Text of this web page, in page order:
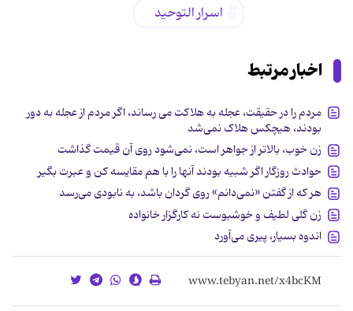
اسرار التوحید
اخبار مرتبط
مردم را در حقیقت، عجله به هلاکت می رساند، اگر مردم از عجله به ‏دور
بودند، هیچکس هلاک نمی‌‏شد
زن خوب، بالاتر از جواهر است، نمی‌شود روی آن قیمت گذاشت
حوادث روزگار اگر شبیه بودند آنها را با هم مقایسه کن و عبرت بگیر
هر که از گفتن «نمی‌دانم» روی گردان باشد، به نابودی می‌رسد
زن گلی لطیف و خوشبوست نه کارگزار خانواده
اندوه بسیار، پیری می‌آورد